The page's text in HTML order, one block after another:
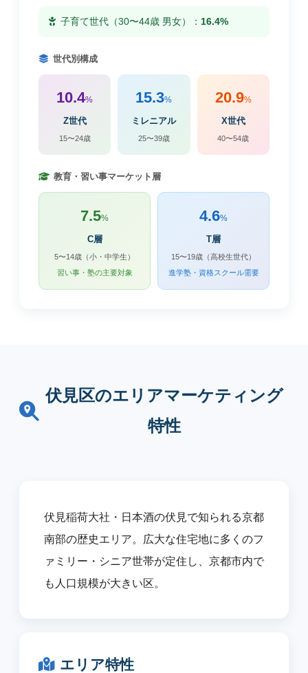
子育て世代（30〜44歳 男女）： 16.4%
世代別構成
10.4%
Z世代
15〜24歳
15.3%
ミレニアル
25〜39歳
20.9%
X世代
40〜54歳
教育・習い事マーケット層
7.5%
C層
5〜14歳（小・中学生）
習い事・塾の主要対象
4.6%
T層
15〜19歳（高校生世代）
進学塾・資格スクール需要
伏見区のエリアマーケティング
特性
伏見稲荷大社・日本酒の伏見で知られる京都
南部の歴史エリア。広大な住宅地に多くのフ
ァミリー・シニア世帯が定住し、京都市内で
も人口規模が大きい区。
エリア特性